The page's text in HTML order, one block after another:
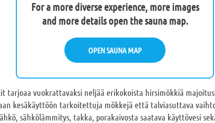
For a more diverse experience, more images
and more details open the sauna map.
OPEN SAUNA MAP
tarjoaa vuokrattavaksi neljää erikokoista hirsimökkiä
kesäkäyttöön tarkoitettuja mökkejä että talviasuttava
sähkölämmitys, takka, porakaivosta saatava käyttövesi